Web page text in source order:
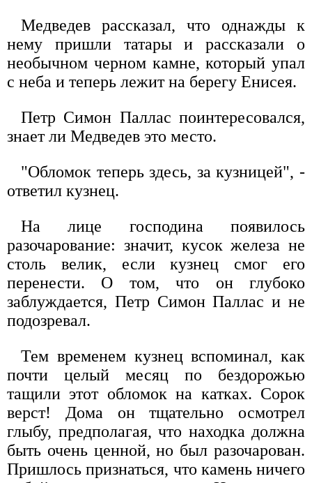
Медведев рассказал, что однажды к
нему пришли татары и рассказали о
необычном черном камне, который упал
с неба и теперь лежит на берегу Енисея.
Петр Симон Паллас поинтересовался,
знает ли Медведев это место.
"Обломок теперь здесь, за кузницей", -
ответил кузнец.
На лице господина появилось
разочарование: значит, кусок железа не
столь велик, если кузнец смог его
перенести. О том, что он глубоко
заблуждается, Петр Симон Паллас и не
подозревал.
Тем временем кузнец вспоминал, как
почти целый месяц по бездорожью
тащили этот обломок на катках. Сорок
верст! Дома он тщательно осмотрел
глыбу, предполагая, что находка должна
быть очень ценной, но был разочарован.
Пришлось признаться, что камень ничего